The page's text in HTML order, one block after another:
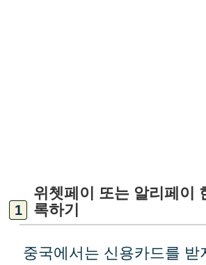
위쳇페이 또는 알리페이
록하기
중국에서는 신용카드를 받